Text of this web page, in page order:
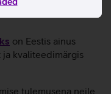
kuldtaseme
on Eestis ainus
kvaliteedimärgis
tulemusena neile